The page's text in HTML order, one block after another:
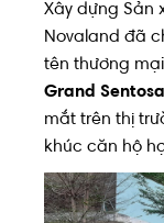
Xây dựng Sản
Novaland đã
tên thương
Grand Sentosa
mắt trên thị
khúc căn hộ